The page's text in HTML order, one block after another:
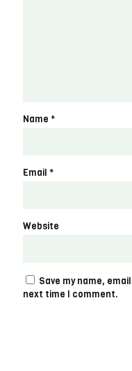
Name *
Email *
Website
Save my name,
next time I comment.